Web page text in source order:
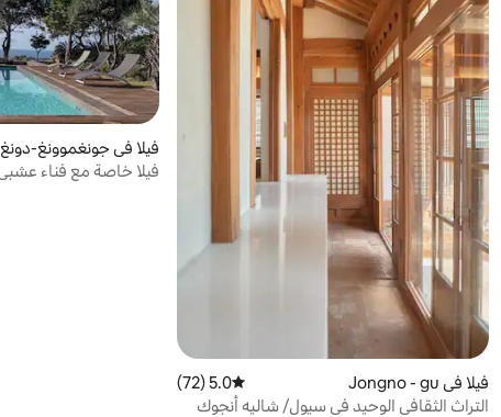
فيلا في Jongno - gu متوسط التقييم 5.0 من 5، 72 مراجعات
5.0 (72)
التراث الثقافي الوحيد في سيول/ شاليه أنجوك
فيلا في جونغموونغ-دونغ